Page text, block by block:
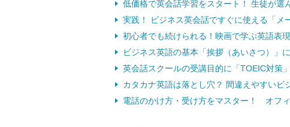
低価格で英会話学習をスタート！ 生徒が選
実践！ ビジネス英会話ですぐに使える「メ
初心者でも続けられる！映画で学ぶ英語表
ビジネス英語の基本「挨拶（あいさつ）」
英会話スクールの受講目的に「TOEIC対策
カタカナ英語は落とし穴？ 間違えやすいビ
電話のかけ方・受け方をマスター！ オフィ